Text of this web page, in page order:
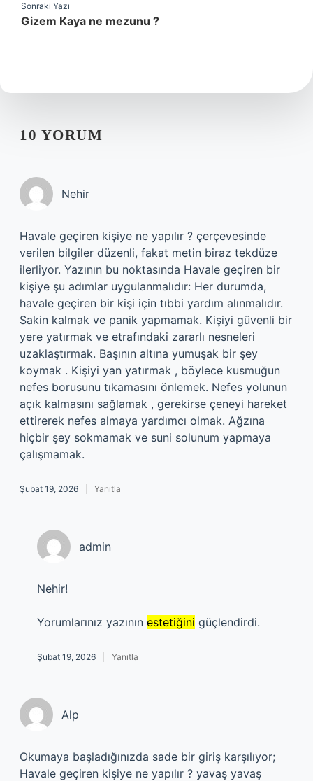
Sonraki Yazı
Gizem Kaya ne mezunu ?
10 YORUM
Nehir
Havale geçiren kişiye ne yapılır ? çerçevesinde
verilen bilgiler düzenli, fakat metin biraz tekdüze
ilerliyor. Yazının bu noktasında Havale geçiren bir
kişiye şu adımlar uygulanmalıdır: Her durumda,
havale geçiren bir kişi için tıbbi yardım alınmalıdır.
Sakin kalmak ve panik yapmamak. Kişiyi güvenli bir
yere yatırmak ve etrafındaki zararlı nesneleri
uzaklaştırmak. Başının altına yumuşak bir şey
koymak . Kişiyi yan yatırmak , böylece kusmuğun
nefes borusunu tıkamasını önlemek. Nefes yolunun
açık kalmasını sağlamak , gerekirse çeneyi hareket
ettirerek nefes almaya yardımcı olmak. Ağzına
hiçbir şey sokmamak ve suni solunum yapmaya
çalışmamak.
Şubat 19, 2026 Yanıtla
admin
Nehir!
Yorumlarınız yazının estetiğini güçlendirdi.
Şubat 19, 2026 Yanıtla
Alp
Okumaya başladığınızda sade bir giriş karşılıyor;
Havale geçiren kişiye ne yapılır ? yavaş yavaş